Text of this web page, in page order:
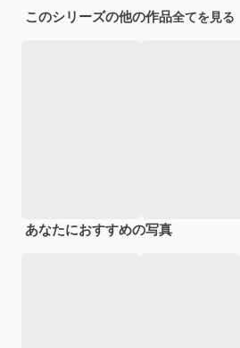
このシリーズの他の作品全てを見る
あなたにおすすめの写真